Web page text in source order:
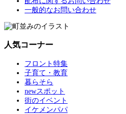
一般的なお問い合わせ
人気コーナー
フロント特集
子育て・教育
暮らそら
newスポット
街のイベント
イケメンパパ